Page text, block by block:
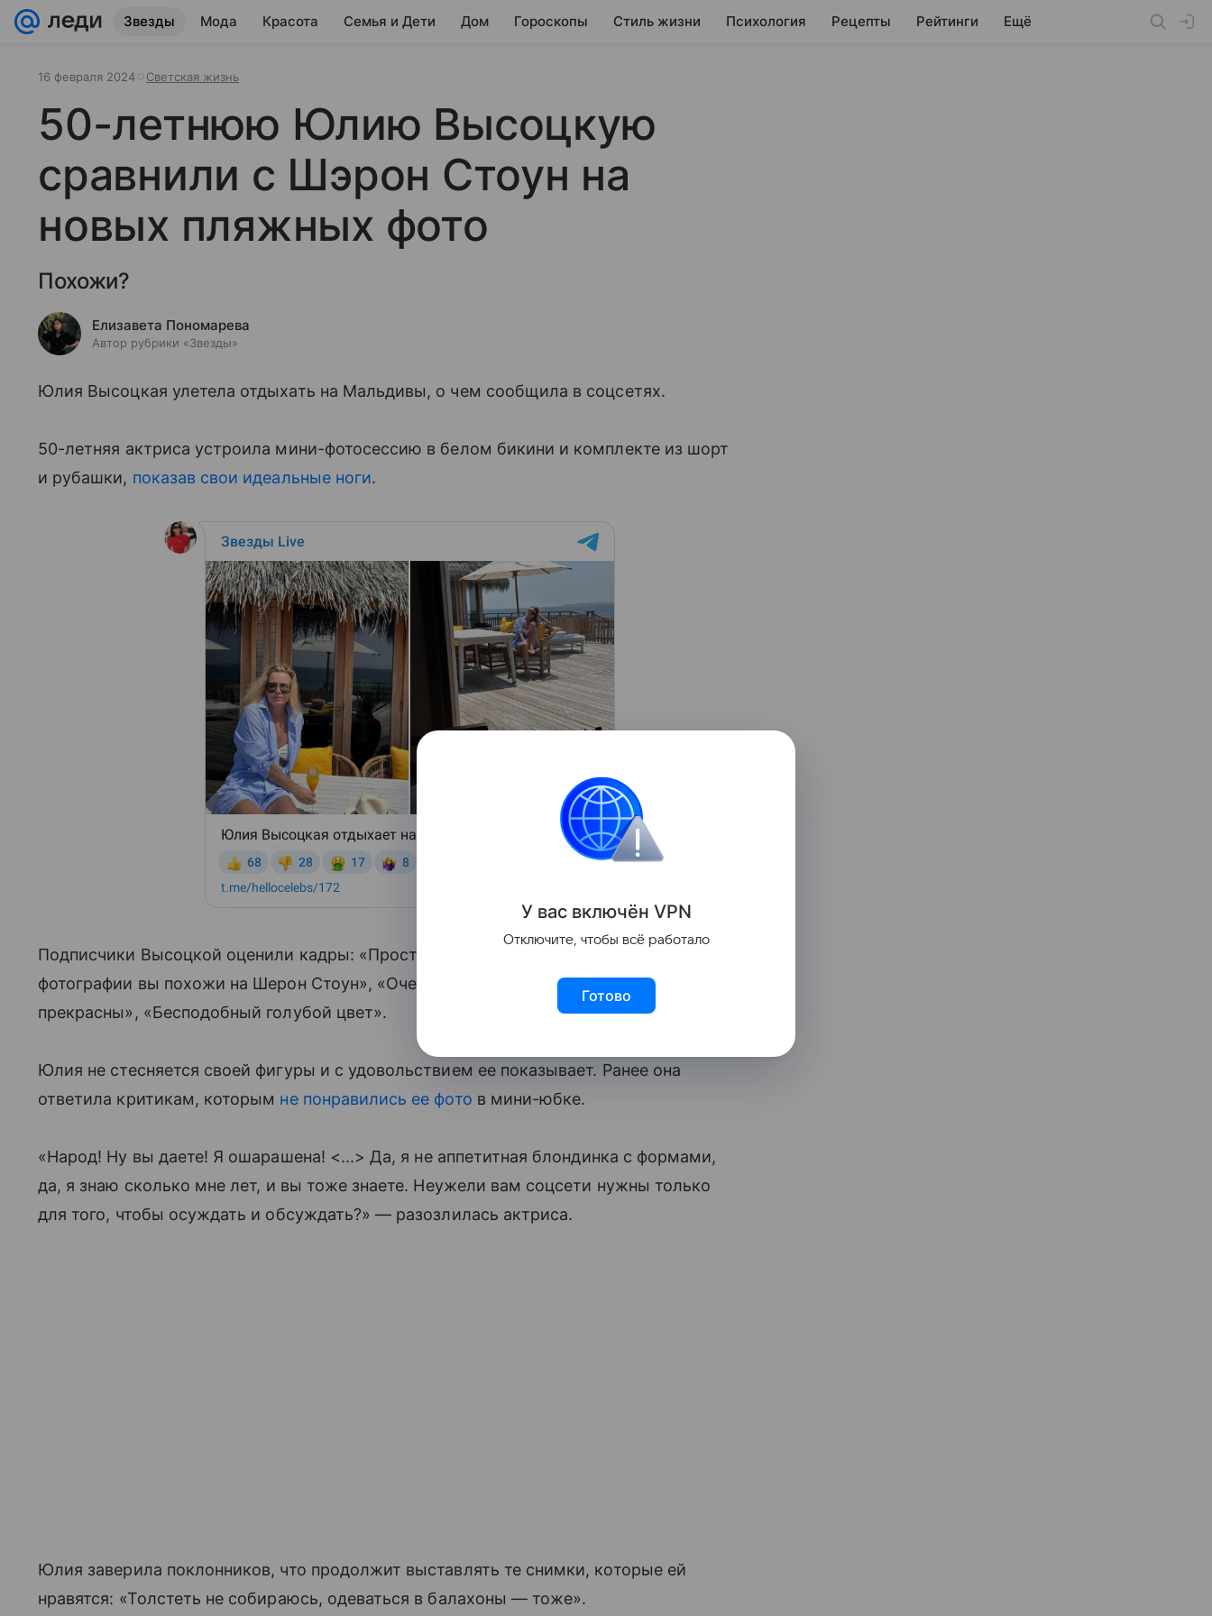
Звезды Мода Красота Семья и Дети Дом Гороскопы Стиль жизни Психология Рецепты Рейтинги Ещё
16 февраля 2024 Светская жизнь
50-летнюю Юлию Высоцкую
сравнили с Шэрон Стоун на
новых пляжных фото
Похожи?
Елизавета Пономарева
Автор рубрики «Звезды»
Юлия Высоцкая улетела отдыхать на Мальдивы, о чем сообщила в соцсетях.
50-летняя актриса устроила мини-фотосессию в белом бикини и комплекте из шорт
и рубашки, показав свои идеальные ноги.
Подписчики Высоцкой оценили кадры: «Просто девочка на фото!», «На второй
фотографии вы похожи на Шерон Стоун», «Очень хорошо выглядите», «Как вы
прекрасны», «Бесподобный голубой цвет».
Юлия не стесняется своей фигуры и с удовольствием ее показывает. Ранее она
ответила критикам, которым не понравились ее фото в мини-юбке.
«Народ! Ну вы даете! Я ошарашена! <...> Да, я не аппетитная блондинка с формами,
да, я знаю сколько мне лет, и вы тоже знаете. Неужели вам соцсети нужны только
для того, чтобы осуждать и обсуждать?» — разозлилась актриса.
Юлия заверила поклонников, что продолжит выставлять те снимки, которые ей
нравятся: «Толстеть не собираюсь, одеваться в балахоны — тоже».
У вас включён VPN
Отключите, чтобы всё работало
Готово